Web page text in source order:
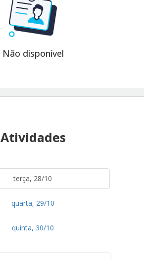
Não disponível
Atividades
terça, 28/10
quarta, 29/10
quinta, 30/10